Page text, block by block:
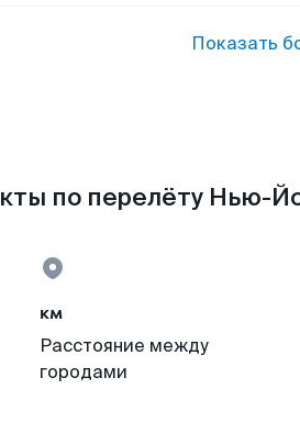
Показать
по перелёту Нью-
км
Расстояние между
городами